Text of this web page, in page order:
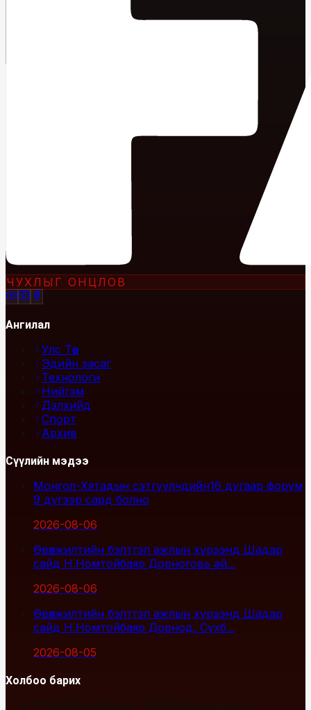
ЧУХЛЫГ ОНЦЛОВ
Ангилал
Улс Төр
Эдийн засаг
Технологи
Нийгэм
Дэлхийд
Спорт
Архив
Сүүлийн мэдээ
Монгол-Хятадын сэтгүүлчдийн16 дугаар форум
9 дүгээр сард болно
2026-08-06
Өвөлжилтийн бэлтгэл ажлын хүрээнд Шадар
сайд Н.Номтойбаяр Дорноговь ай...
2026-08-06
Өвөлжилтийн бэлтгэл ажлын хүрээнд Шадар
сайд Н.Номтойбаяр Дорнод, Сүхб...
2026-08-05
Холбоо барих